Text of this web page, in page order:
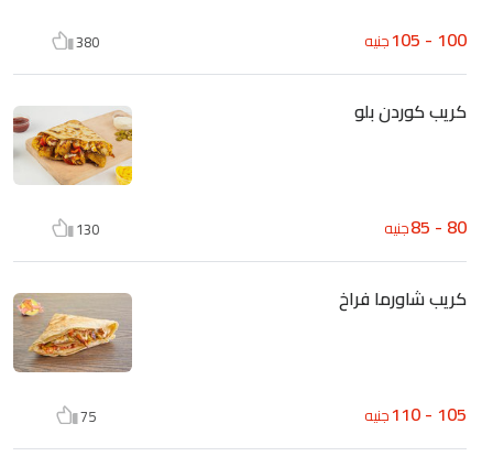
100 - 105 جنيه 380
كريب كوردن بلو
80 - 85 جنيه 130
كريب شاورما فراخ
105 - 110 جنيه 75